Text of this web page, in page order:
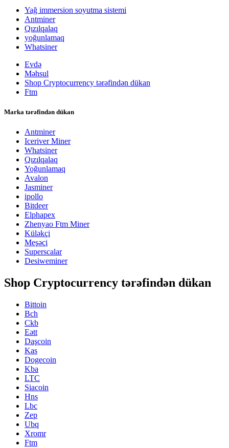
Yağ immersion soyutma sistemi
Antminer
Qızılqalaq
yoğunlamaq
Whatsiner
Evdə
Məhsul
Shop Cryptocurrency tərəfindən dükan
Ftm
Marka tərəfindən dükan
Antminer
Iceriver Miner
Whatsiner
Qızılqalaq
Yoğunlamaq
Avalon
Jasminer
ipollo
Bitdeer
Elphapex
Zhenyao Ftm Miner
Küləkçi
Meşəçi
Superscalar
Desiweminer
Shop Cryptocurrency tərəfindən dükan
Bittoin
Bch
Ckb
Eətt
Daşcoin
Kas
Dogecoin
Kba
LTC
Siacoin
Hns
Lbc
Zep
Ubq
Xromr
Ftm